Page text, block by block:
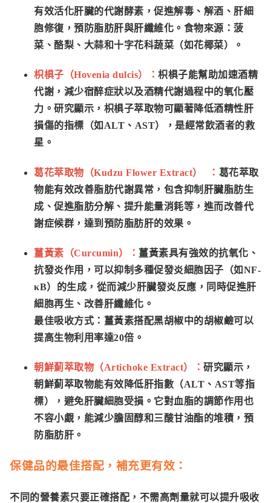
有效活化肝臟的代謝酵素，促進解毒、解酒、肝細
胞修復，預防脂肪肝與肝纖維化。食物來源：菠
菜、酪梨、大蒜和十字花科蔬菜（如花椰菜）。
枳椇子（Hovenia dulcis）： 枳椇子能幫助加速酒精
代謝，減少宿醉症狀以及酒精代謝過程中的氧化壓
力。研究顯示，枳椇子萃取物可顯著降低酒精性肝
損傷的指標（如ALT、AST），是經常飲酒者的救
星。
葛花萃取物（Kudzu Flower Extract） ： 葛花萃取
物能有效改善脂肪代謝異常，包含抑制肝臟脂肪生
成、促進脂肪分解、提升能量消耗等，進而改善代
謝症候群，達到預防脂肪肝的效果。
薑黃素（Curcumin）： 薑黃素具有強效的抗氧化、
抗發炎作用，可以抑制多種促發炎細胞因子（如NF-
κB）的生成，從而減少肝臟發炎反應，同時促進肝
細胞再生、改善肝纖維化。
最佳吸收方式：薑黃素搭配黑胡椒中的胡椒鹼可以
提高生物利用率達20倍。
朝鮮薊萃取物（Artichoke Extract）： 研究顯示，
朝鮮薊萃取物能有效降低肝指數（ALT、AST等指
標），避免肝臟細胞受損。它對血脂的調節作用也
不容小覷，能減少膽固醇和三酸甘油酯的堆積，預
防脂肪肝。
保健品的最佳搭配，補充更有效：
不同的營養素只要正確搭配，不需高劑量就可以提升吸收